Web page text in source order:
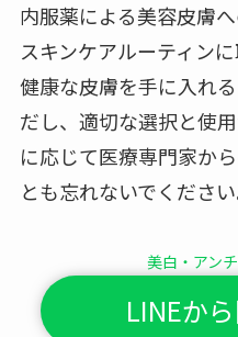
内服薬による美容皮膚
スキンケアルーティン
健康な皮膚を手に入れ
だし、適切な選択と使
に応じて医療専門家か
とも忘れないでください
美白・アン
LINEか